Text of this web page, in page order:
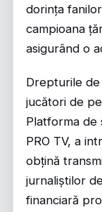
dorința
campioana
asigurând o
Drepturile
jucători de
Platforma de
PRO TV, a
obțină
jurnaliștilor
financiară